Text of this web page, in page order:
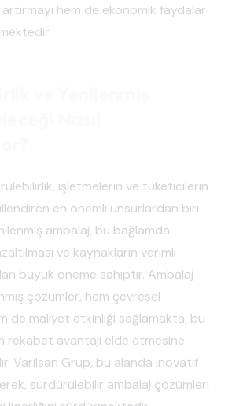
artırmayı hem de ekonomik faydalar
işletmelerin ve tüketicilerin
en önemli unsurlardan biri
ambalaj, bu bağlamda
ve kaynakların verimli
büyük öneme sahiptir. Ambalaj
çözümler, hem çevresel
de maliyet etkinliği sağlamakta, bu
rekabet avantajı elde etmesine
Varilsan Grup, bu alanda inovatif
sürdürülebilir ambalaj çözümleri